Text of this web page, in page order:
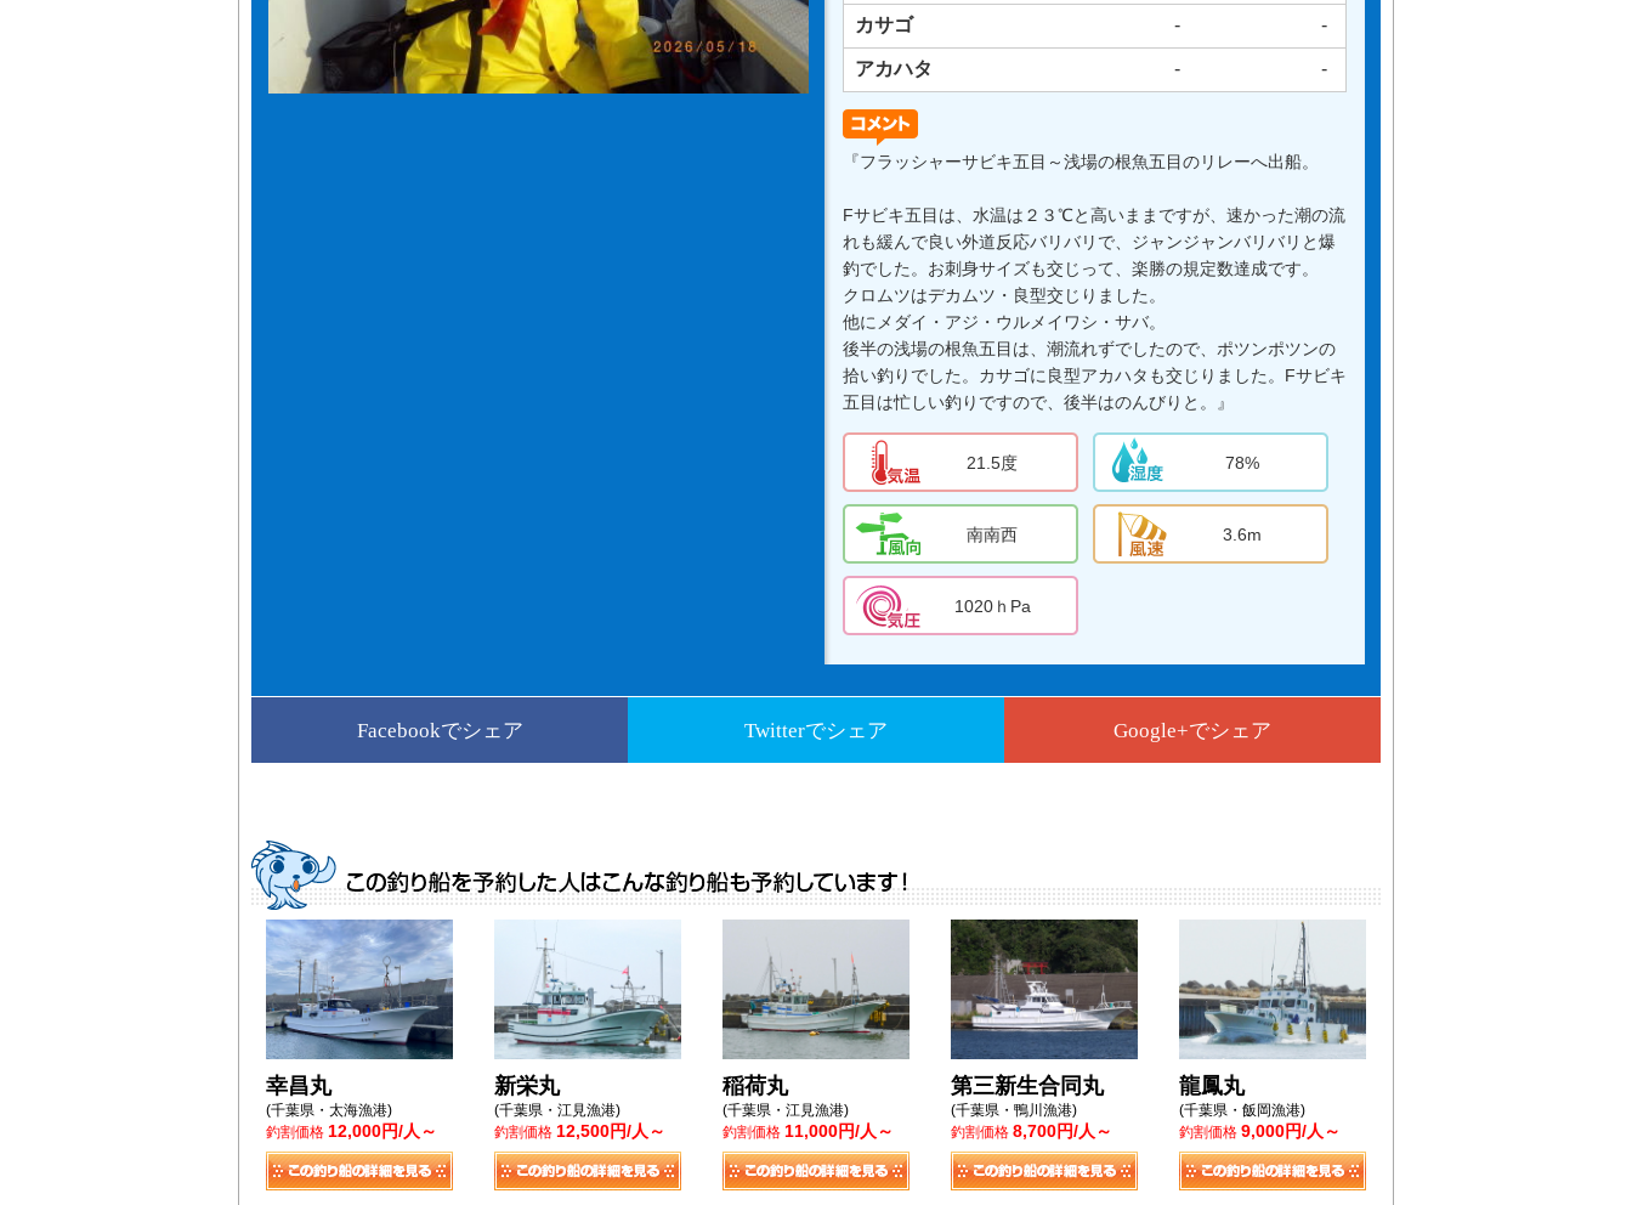
カサゴ - -
アカハタ - -
『フラッシャーサビキ五目～浅場の根魚五目のリレーへ出船。
Fサビキ五目は、水温は２３℃と高いままですが、速かった潮の流
れも緩んで良い外道反応バリバリで、ジャンジャンバリバリと爆
釣でした。お刺身サイズも交じって、楽勝の規定数達成です。
クロムツはデカムツ・良型交じりました。
他にメダイ・アジ・ウルメイワシ・サバ。
後半の浅場の根魚五目は、潮流れずでしたので、ポツンポツンの
拾い釣りでした。カサゴに良型アカハタも交じりました。Fサビキ
五目は忙しい釣りですので、後半はのんびりと。』
21.5度 78%
南南西 3.6m
1020ｈPa
Facebookでシェア Twitterでシェア Google+でシェア
幸昌丸
(千葉県・太海漁港)
釣割価格 12,000円/人～
新栄丸
(千葉県・江見漁港)
釣割価格 12,500円/人～
稲荷丸
(千葉県・江見漁港)
釣割価格 11,000円/人～
第三新生合同丸
(千葉県・鴨川漁港)
釣割価格 8,700円/人～
龍鳳丸
(千葉県・飯岡漁港)
釣割価格 9,000円/人～